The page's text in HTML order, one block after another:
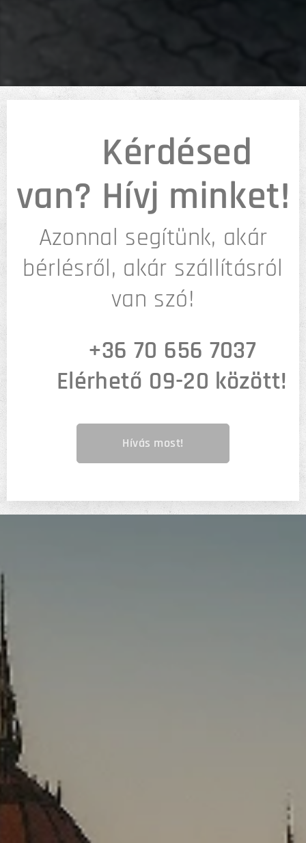
Kérdésed
van? Hívj minket!
Azonnal segítünk, akár
bérlésről, akár szállításról
van szó!
+36 70 656 7037
Elérhető 09-20 között!
Hívás most!